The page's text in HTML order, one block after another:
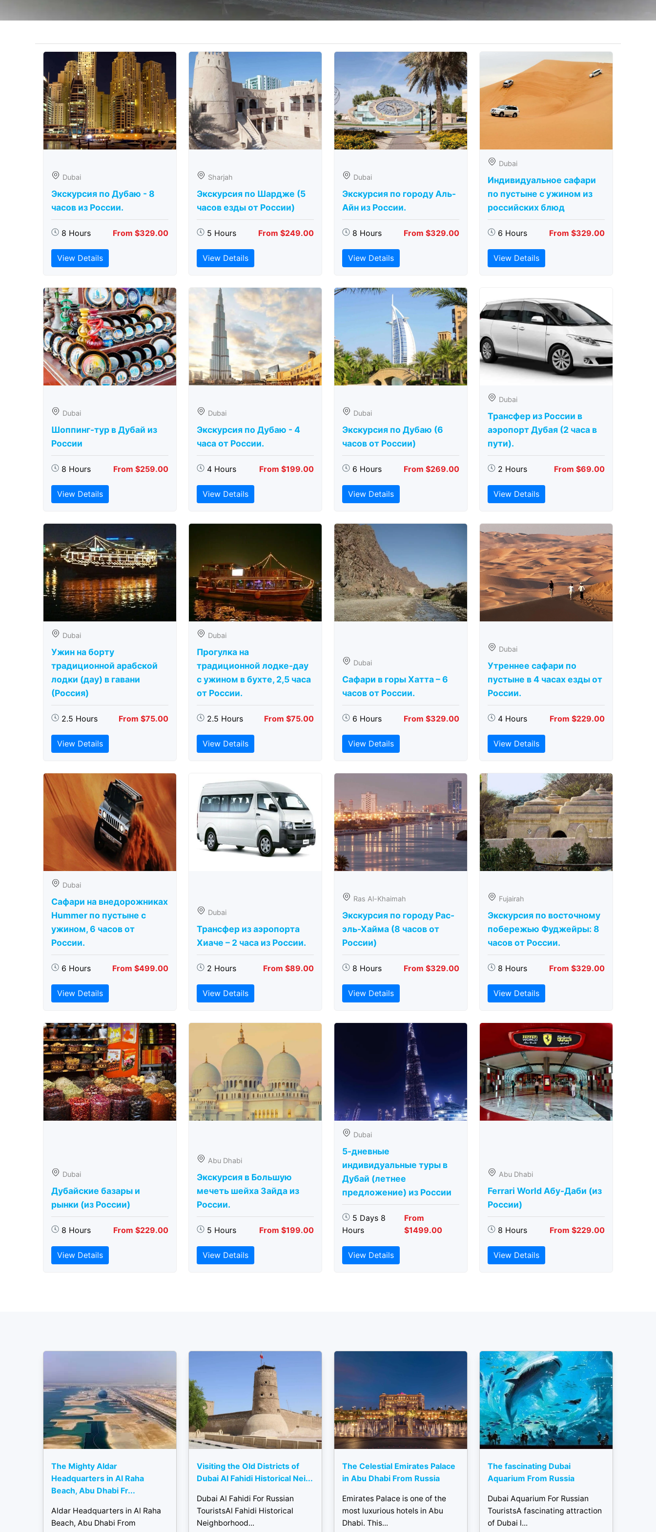
Dubai
Экскурсия по Дубаю - 8
часов из России.
8 Hours From $329.00
View Details
Sharjah
Экскурсия по Шардже (5
часов езды от России)
5 Hours From $249.00
View Details
Dubai
Экскурсия по городу Аль-
Айн из России.
8 Hours From $329.00
View Details
Dubai
Индивидуальное сафари
по пустыне с ужином из
российских блюд
6 Hours From $329.00
View Details
Dubai
Шоппинг-тур в Дубай из
России
8 Hours From $259.00
View Details
Dubai
Экскурсия по Дубаю - 4
часа от России.
4 Hours From $199.00
View Details
Dubai
Экскурсия по Дубаю (6
часов от России)
6 Hours From $269.00
View Details
Dubai
Трансфер из России в
аэропорт Дубая (2 часа в
пути).
2 Hours From $69.00
View Details
Dubai
Ужин на борту
традиционной арабской
лодки (дау) в гавани
(Россия)
2.5 Hours From $75.00
View Details
Dubai
Прогулка на
традиционной лодке-дау
с ужином в бухте, 2,5 часа
от России.
2.5 Hours From $75.00
View Details
Dubai
Сафари в горы Хатта – 6
часов от России.
6 Hours From $329.00
View Details
Dubai
Утреннее сафари по
пустыне в 4 часах езды от
России.
4 Hours From $229.00
View Details
Dubai
Сафари на внедорожниках
Hummer по пустыне с
ужином, 6 часов от
России.
6 Hours From $499.00
View Details
Dubai
Трансфер из аэропорта
Хиаче – 2 часа из России.
2 Hours From $89.00
View Details
Ras Al-Khaimah
Экскурсия по городу Рас-
эль-Хайма (8 часов от
России)
8 Hours From $329.00
View Details
Fujairah
Экскурсия по восточному
побережью Фуджейры: 8
часов от России.
8 Hours From $329.00
View Details
Dubai
Дубайские базары и
рынки (из России)
8 Hours From $229.00
View Details
Abu Dhabi
Экскурсия в Большую
мечеть шейха Зайда из
России.
5 Hours From $199.00
View Details
Dubai
5-дневные
индивидуальные туры в
Дубай (летнее
предложение) из России
5 Days 8
Hours
From
$1499.00
View Details
Abu Dhabi
Ferrari World Абу-Даби (из
России)
8 Hours From $229.00
View Details
The Mighty Aldar
Headquarters in Al Raha
Beach, Abu Dhabi Fr...
Aldar Headquarters in Al Raha
Beach, Abu Dhabi From
Visiting the Old Districts of
Dubai Al Fahidi Historical Nei...
Dubai Al Fahidi For Russian
TouristsAl Fahidi Historical
Neighborhood...
The Celestial Emirates Palace
in Abu Dhabi From Russia
Emirates Palace is one of the
most luxurious hotels in Abu
Dhabi. This...
The fascinating Dubai
Aquarium From Russia
Dubai Aquarium For Russian
TouristsA fascinating attraction
of Dubai l...